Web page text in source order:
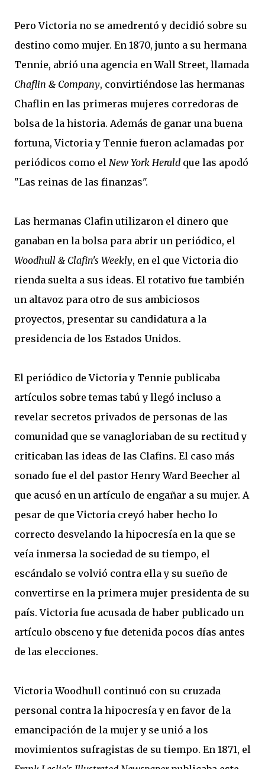
Pero Victoria no se amedrentó y decidió sobre su
destino como mujer. En 1870, junto a su hermana
Tennie, abrió una agencia en Wall Street, llamada
Chaflin & Company, convirtiéndose las hermanas
Chaflin en las primeras mujeres corredoras de
bolsa de la historia. Además de ganar una buena
fortuna, Victoria y Tennie fueron aclamadas por
periódicos como el New York Herald que las apodó
"Las reinas de las finanzas".
Las hermanas Clafin utilizaron el dinero que
ganaban en la bolsa para abrir un periódico, el
Woodhull & Clafin's Weekly, en el que Victoria dio
rienda suelta a sus ideas. El rotativo fue también
un altavoz para otro de sus ambiciosos
proyectos, presentar su candidatura a la
presidencia de los Estados Unidos.
El periódico de Victoria y Tennie publicaba
artículos sobre temas tabú y llegó incluso a
revelar secretos privados de personas de las
comunidad que se vanagloriaban de su rectitud y
criticaban las ideas de las Clafins. El caso más
sonado fue el del pastor Henry Ward Beecher al
que acusó en un artículo de engañar a su mujer. A
pesar de que Victoria creyó haber hecho lo
correcto desvelando la hipocresía en la que se
veía inmersa la sociedad de su tiempo, el
escándalo se volvió contra ella y su sueño de
convertirse en la primera mujer presidenta de su
país. Victoria fue acusada de haber publicado un
artículo obsceno y fue detenida pocos días antes
de las elecciones.
Victoria Woodhull continuó con su cruzada
personal contra la hipocresía y en favor de la
emancipación de la mujer y se unió a los
movimientos sufragistas de su tiempo. En 1871, el